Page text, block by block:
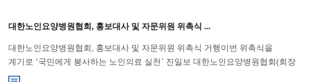
대한노인요양병원협회, 홍보대사 및 자문위원 위촉식 ...
대한노인요양병원협회, 홍보대사 및 자문위원 위촉식 거행이번 위촉식을
계기로 ‘국민에게 봉사하는 노인의료 실천’ 진일보 대한노인요양병원협회(회장
윤해영)는 7월 9일에 마포가든호텔에서 협회 홍...